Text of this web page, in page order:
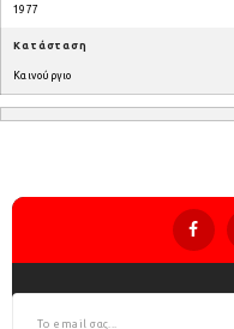
1977
Κατάσταση
Καινούργιο